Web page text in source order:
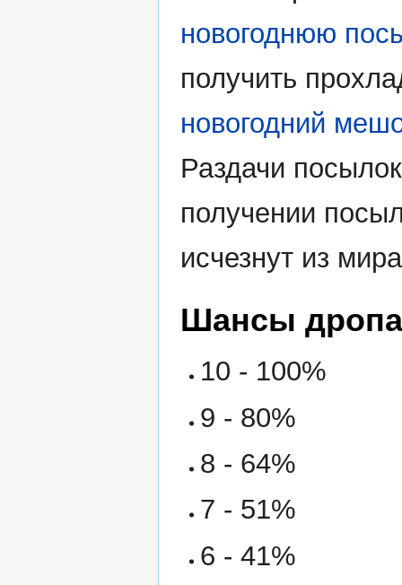
новогоднюю
получить
новогодний
Раздачи
получении
исчезнут из
Шансы
10 - 100%
9 - 80%
8 - 64%
7 - 51%
6 - 41%